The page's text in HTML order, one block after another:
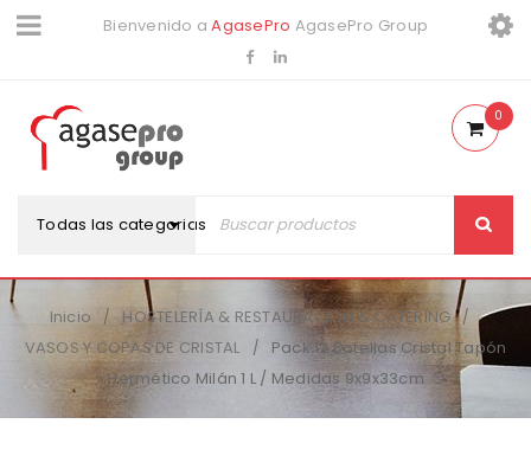
Bienvenido aAgasePro AgasePro Group
Todas las categorias
0
Inicio / HOSTELERÍA & RESTAURACIÓN & CATERING /
VASOS Y COPAS DE CRISTAL /
Pack 12 Botellas Cristal Tapón
Hermético Milán 1 L / Medidas 9x9x33cm